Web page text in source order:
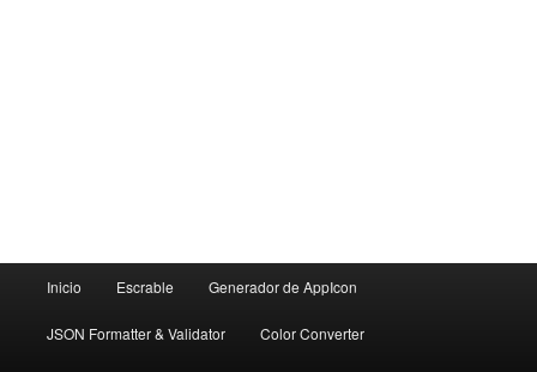
Inicio Escrable Generador de AppIcon
JSON Formatter & Validator Color Converter